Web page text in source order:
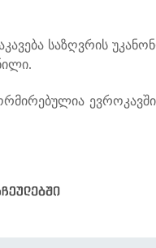
საზღვრის